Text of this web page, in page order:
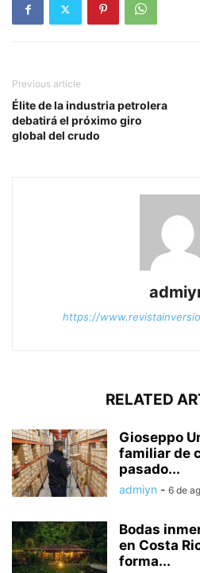
Previous article
Élite de la industria petrolera
debatirá el próximo giro
global del crudo
https://
RELATED
Gioseppo
familiar de
pasado...
admiyn - 6 de
Bodas
en Costa
forma...